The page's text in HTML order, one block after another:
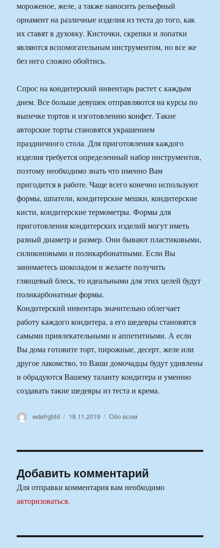
мороженое, желе, а также наносить рельефный
орнамент на различные изделия из теста до того, как
их ставят в духовку. Кисточки, скрепки и лопатки
являются вспомогательным инструментом, но все же
без него сложно обойтись.
Спрос на кондитерский инвентарь растет с каждым
днем. Все больше девушек отправляются на курсы по
выпечке тортов и изготовлению конфет. Такие
авторские торты становятся украшением
праздничного стола. Для приготовления каждого
изделия требуется определенный набор инструментов,
поэтому необходимо знать что именно Вам
пригодится в работе. Чаще всего конечно используют
формы, шпатели, кондитерские мешки, кондитерские
кисти, кондитерские термометры. Формы для
приготовления кондитерских изделий могут иметь
разный диаметр и размер. Они бывают пластиковыми,
силиконовыми и поликарбонатными. Если Вы
занимаетесь шоколадом и желаете получить
глянцевый блеск, то идеальными для этих целей будут
поликарбонатные формы.
Кондитерский инвентарь значительно облегчает
работу каждого кондитера, а его шедевры становятся
самыми привлекательными и аппетитными. А если
Вы дома готовите торт, пирожные, десерт, желе или
другое лакомство, то Ваши домочадцы будут удивлены
и обрадуются Вашему таланту кондитера и умению
создавать такие шедевры из теста и крема.
Автор
wdefrgbfd Опубликовано
18.11.2019 Рубрики
Обо всем
Добавить комментарий
Для отправки комментария вам необходимо
авторизоваться.